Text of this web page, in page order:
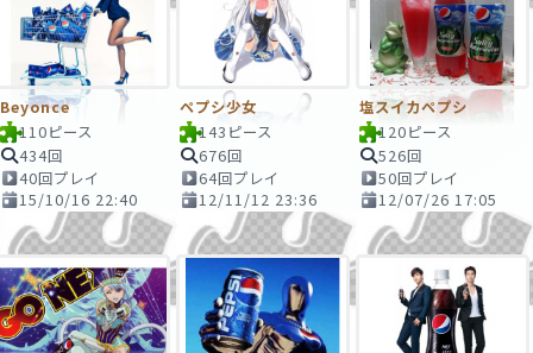
Beyonce
110ピース
434回
40回プレイ
15/10/16 22:40
ペプシ少女
143ピース
676回
64回プレイ
12/11/12 23:36
塩スイカペプシ
120ピース
526回
50回プレイ
12/07/26 17:05